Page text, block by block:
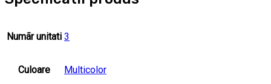
Numãr unitati 3
Culoare Multicolor